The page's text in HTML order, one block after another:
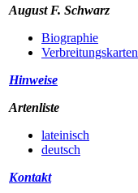
August F. Schwarz
Biographie
Verbreitungskarten
Hinweise
Artenliste
lateinisch
deutsch
Kontakt